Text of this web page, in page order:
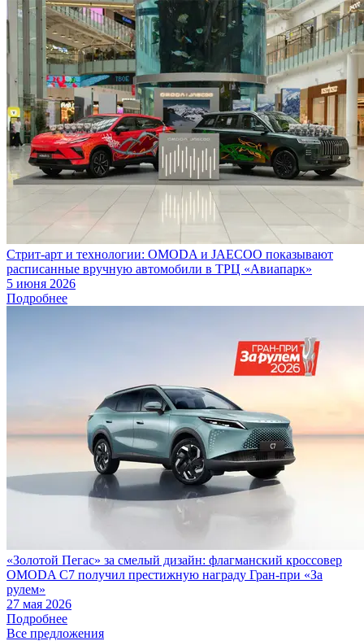
Стрит-арт и технологии: OMODA и JAECOO показывают
расписанные вручную автомобили в ТРЦ «Авиапарк»
5 июня 2026
Подробнее
«Золотой Пегас» за смелый дизайн: флагманский кроссовер
OMODA C7 получил престижную награду Гран-при «За
рулем»
27 мая 2026
Подробнее
Все предложения